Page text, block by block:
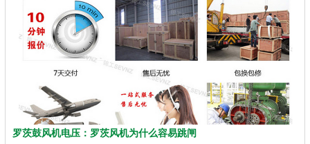
罗茨鼓风机电压：罗茨风机为什么容易跳闸